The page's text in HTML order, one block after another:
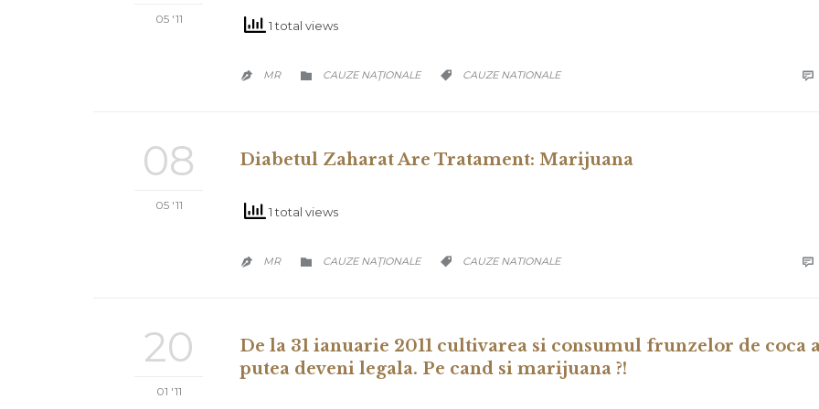
05 '11 1 total views
 MR  CATEGORY
CAUZE NAŢIONALE  CATEGORY
CAUZE NATIONALE 
08
05 '11
Diabetul Zaharat Are Tratament: Marijuana
1 total views
 MR  CATEGORY
CAUZE NAŢIONALE  CATEGORY
CAUZE NATIONALE 
20
01 '11
De la 31 ianuarie 2011 cultivarea si consumul frunzelor de coca
putea deveni legala. Pe cand si marijuana ?!